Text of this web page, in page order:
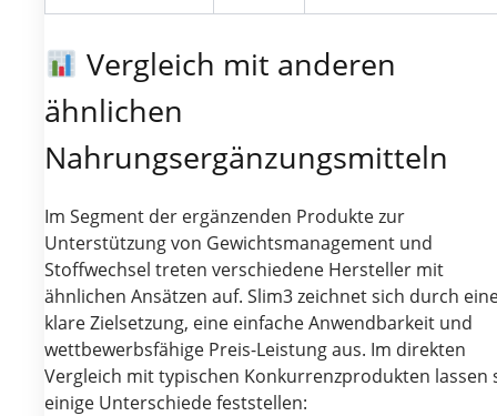
Vergleich mit anderen
ähnlichen
Nahrungsergänzungsmitteln
Im Segment der ergänzenden Produkte zur
Unterstützung von Gewichtsmanagement und
Stoffwechsel treten verschiedene Hersteller mit
ähnlichen Ansätzen auf. Slim3 zeichnet sich durch
klare Zielsetzung, eine einfache Anwendbarkeit und
wettbewerbsfähige Preis-Leistung aus. Im direkten
Vergleich mit typischen Konkurrenzprodukten lassen
einige Unterschiede feststellen: